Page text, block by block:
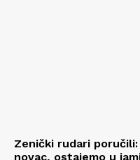
Zenički rudari
novac, ostajemo u